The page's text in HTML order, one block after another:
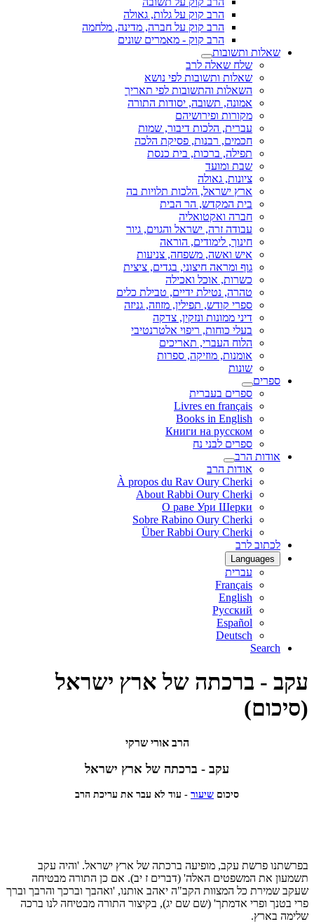
הרב קוק על גלות, גאולה
הרב קוק על חברה, מדינה, מלחמה
הרב קוק - מאמרים שונים
שאלות ותשובות
שלח שאלה לרב
שאלות ותשובות לפי נושא
השאלות והתשובות לפי תאריך
אמונה, תשובה, יסודות התורה
מקורות ופירושיהם
עברית, הלכות דיבור, שמות
חכמים, רבנות, פסיקת הלכה
תפילה, ברכות, בית כנסת
שבת ומועד
ציונות, גאולה
ארץ ישראל, הלכות תלויות בה
בית המקדש, הר הבית
חברה ואקטואליה
עבודה זרה, ישראל והגוים, גיור
חינוך, לימודים, הוראה
איש ואשה, משפחה, צניעות
גוף ומראה חיצוני, בגדים, ציצית
כשרות, אוכל ואכילה
טהרה, נטילת ידיים, טבילת כלים
ספרי קודש, תפילין, מזוזה, גניזה
דיני ממונות ונזקין, צדקה
בעלי כוחות, ריפוי אלטרנטיבי
הלוח העברי, תאריכים
אומנות, מוזיקה, ספרות
שונות
ספרים
ספרים בעברית
Livres en français
Books in English
Книги на русском
ספרים לבני נח
אודות הרב
אודות הרב
À propos du Rav Oury Cherki
About Rabbi Oury Cherki
О раве Ури Шерки
Sobre Rabino Oury Cherki
Über Rabbi Oury Cherki
לכתוב לרב
Languages
עברית
Français
English
Русский
Español
Deutsch
Search
עקב - ברכתה של ארץ ישראל
(סיכום)
הרב אורי שרקי
עקב - ברכתה של ארץ ישראל
סיכום שיעור - עוד לא עבר את עריכת הרב
בפרשתנו פרשת עקב, מופיעה ברכתה של ארץ ישראל. 'והיה עקב
תשמעון את המשפטים האלה' (דברים ז יב). אם כן התורה מבטיחה
שעקב שמירת כל המצוות הקב"ה יאהב אותנו, 'ואהבך וברכך והרבך וברך
פרי בטנך ופרי אדמתך' (שם שם יג), בקיצור התורה מבטיחה לנו ברכה
שלימה בארץ.